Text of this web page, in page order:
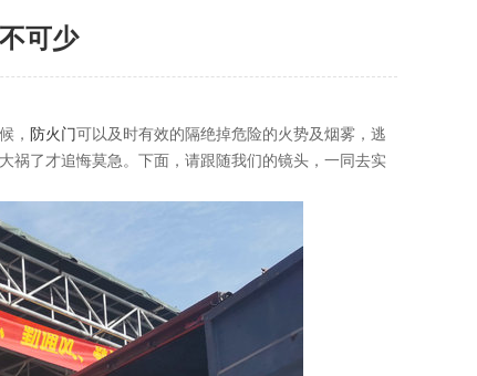
可少
， 防火门可以及时有效的隔绝掉危险的火势及烟雾，逃
祸了才追悔莫急。下面，请跟随我们的镜头，一同去实